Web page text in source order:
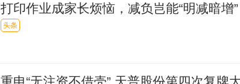
打印作业成家长烦恼，减负岂能“明减暗增
头条